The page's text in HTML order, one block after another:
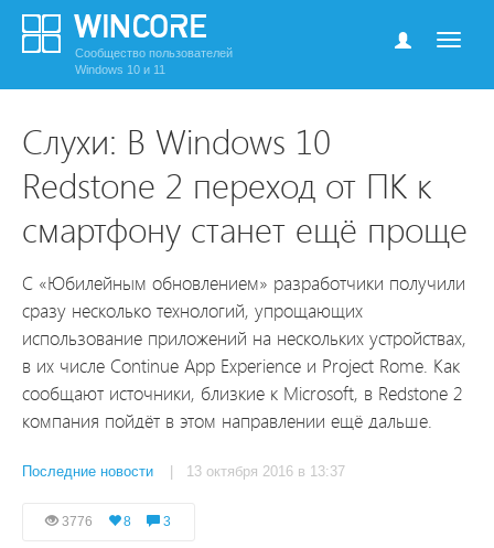
Сообщество пользователей
Windows 10 и 11
Слухи: В Windows 10
Redstone 2 переход от ПК к
смартфону станет ещё проще
С «Юбилейным обновлением» разработчики получили
сразу несколько технологий, упрощающих
использование приложений на нескольких устройствах,
в их числе Continue App Experience и Project Rome. Как
сообщают источники, близкие к Microsoft, в Redstone 2
компания пойдёт в этом направлении ещё дальше.
Последние новости | 13 октября 2016 в 13:37
3776 8 3